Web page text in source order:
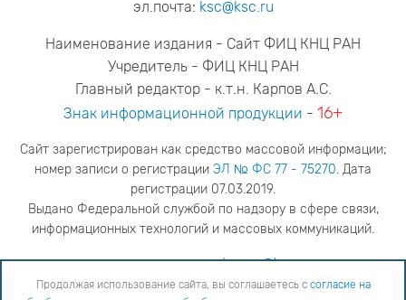
эл.почта: ksc@ksc.ru
Наименование издания - Сайт ФИЦ КНЦ РАН
Учредитель - ФИЦ КНЦ РАН
Главный редактор - к.т.н. Карпов А.С.
Знак информационной продукции - 16+
Сайт зарегистрирован как средство массовой информации;
номер записи о регистрации ЭЛ № ФС 77 - 75270. Дата
регистрации 07.03.2019.
Выдано Федеральной службой по надзору в сфере связи,
информационных технологий и массовых коммуникаций.
адрес редакцииya.stogova@ksc.ru
телефон редакции81555-79-516
Продолжая использование сайта, вы соглашаетесь с согласие на